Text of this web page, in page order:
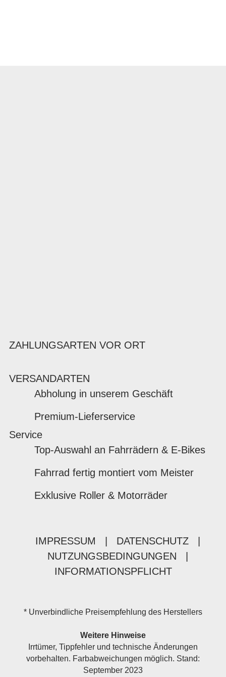
ZAHLUNGSARTEN VOR ORT
VERSANDARTEN
Abholung in unserem Geschäft
Premium-Lieferservice
Service
Top-Auswahl an Fahrrädern & E-Bikes
Fahrrad fertig montiert vom Meister
Exklusive Roller & Motorräder
IMPRESSUM DATENSCHUTZ
NUTZUNGSBEDINGUNGEN
INFORMATIONSPFLICHT
* Unverbindliche Preisempfehlung des Herstellers
Weitere Hinweise
Irrtümer, Tippfehler und technische Änderungen
vorbehalten. Farbabweichungen möglich. Stand:
September 2023